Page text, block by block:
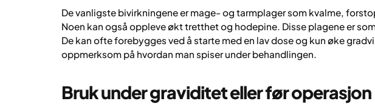
De vanligste bivirkningene er mage- og tarmplager som kvalme,
Noen kan også oppleve økt tretthet og hodepine. Disse plagene er
De kan ofte forebygges ved å starte med en lav dose og kun øke
oppmerksom på hvordan man spiser under behandlingen.
Bruk under graviditet eller før operasjon